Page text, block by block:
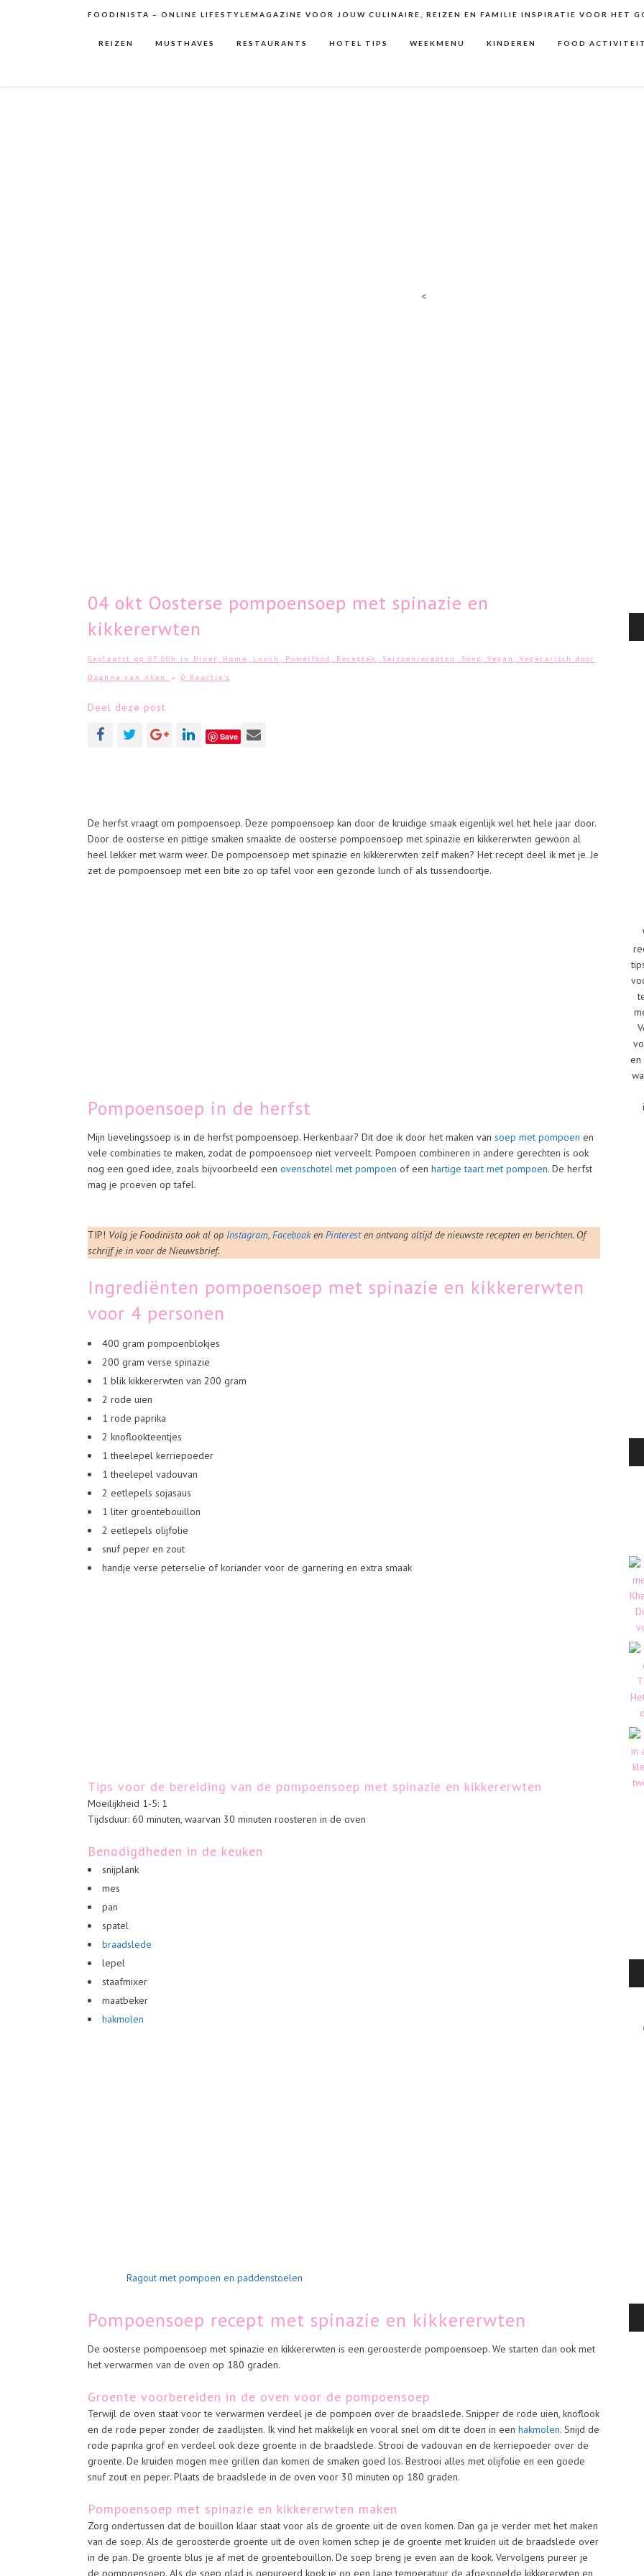
FOODINISTA – ONLINE LIFESTYLEMAGAZINE VOOR JOUW CULINAIRE, REIZEN EN FAMILIE INSPIRATIE VOOR HET
REIZEN MUSTHAVES RESTAURANTS HOTEL TIPS WEEKMENU KINDEREN FOOD
<
04 okt Oosterse pompoensoep met spinazie en
kikkererwten
Geplaatst op 07:00h in Diner, Home , Lunch , Powerfood , Recepten , Seizoenrecepten , Soep , Vegan , Vegetarisch
door
Daphne van Aken
0 Reactie's
Deel deze post
Save
De herfst vraagt om pompoensoep. Deze pompoensoep kan door de kruidige smaak eigenlijk wel het hele jaar door.
Door de oosterse en pittige smaken smaakte de oosterse pompoensoep met spinazie en kikkererwten gewoon al
heel lekker met warm weer. De pompoensoep met spinazie en kikkererwten zelf maken? Het recept deel ik met je. Je
zet de pompoensoep met een bite zo op tafel voor een gezonde lunch of als tussendoortje.
Pompoensoep in de herfst
Mijn lievelingssoep is in de herfst pompoensoep. Herkenbaar? Dit doe ik door het maken van soep met pompoen en
vele combinaties te maken, zodat de pompoensoep niet verveelt. Pompoen combineren in andere gerechten is ook
nog een goed idee, zoals bijvoorbeeld een ovenschotel met pompoen of een hartige taart met pompoen. De herfst
mag je proeven op tafel.
TIP! Volg je Foodinista ook al op Instagram, Facebooken Pinteresten ontvang altijd de nieuwste recepten en berichten. Of
schrijf je in voor de Nieuwsbrief.
Ingrediënten pompoensoep met spinazie en kikkererwten
voor 4 personen
400 gram pompoenblokjes
200 gram verse spinazie
1 blik kikkererwten van 200 gram
2 rode uien
1 rode paprika
2 knoflookteentjes
1 theelepel kerriepoeder
1 theelepel vadouvan
2 eetlepels sojasaus
1 liter groentebouillon
2 eetlepels olijfolie
snuf peper en zout
handje verse peterselie of koriander voor de garnering en extra smaak
Tips voor de bereiding van de pompoensoep met spinazie en kikkererwten
Moeilijkheid 1-5: 1
Tijdsduur: 60 minuten, waarvan 30 minuten roosteren in de oven
Benodigdheden in de keuken
snijplank
mes
pan
spatel
braadslede
lepel
staafmixer
maatbeker
hakmolen
Ragout met pompoen en paddenstoelen
Pompoensoep recept met spinazie en kikkererwten
De oosterse pompoensoep met spinazie en kikkererwten is een geroosterde pompoensoep. We starten dan ook met
het verwarmen van de oven op 180 graden.
Groente voorbereiden in de oven voor de pompoensoep
Terwijl de oven staat voor te verwarmen verdeel je de pompoen over de braadslede. Snipper de rode uien, knoflook
en de rode peper zonder de zaadlijsten. Ik vind het makkelijk en vooral snel om dit te doen in een hakmolen. Snijd de
rode paprika grof en verdeel ook deze groente in de braadslede. Strooi de vadouvan en de kerriepoeder over de
groente. De kruiden mogen mee grillen dan komen de smaken goed los. Bestrooi alles met olijfolie en een goede
snuf zout en peper. Plaats de braadslede in de oven voor 30 minuten op 180 graden.
Pompoensoep met spinazie en kikkererwten maken
Zorg ondertussen dat de bouillon klaar staat voor als de groente uit de oven komen. Dan ga je verder met het maken
van de soep. Als de geroosterde groente uit de oven komen schep je de groente met kruiden uit de braadslede over
in de pan. De groente blus je af met de groentebouillon. De soep breng je even aan de kook. Vervolgens pureer je
de pompoensoep. Als de soep glad is gepureerd kook je op een lage temperatuur de afgespoelde kikkererwten en
en